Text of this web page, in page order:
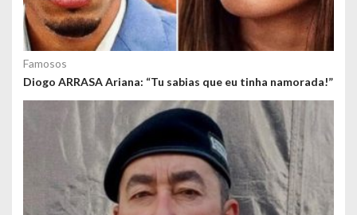
Famosos
Diogo ARRASA Ariana: “Tu sabias que eu tinha namorada!”